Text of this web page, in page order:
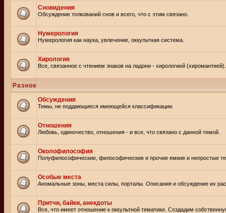
Сновидения
Обсуждение толкований снов и всего, что с этим связано.
Нумерология
Нумерология как наука, увлечение, оккультная система.
Хирология
Все, связанное с чтением знаков на ладони - хирологией (хиромантией).
Разное
Обсуждения
Темы, не поддающиеся имеющейся классификации.
Отношения
Любовь, одиночество, отношения - и все, что связано с данной темой.
Околофилософия
Полуфилософические, философические и прочие емкие и непростые
Особые места
Аномальные зоны, места силы, порталы. Описания и обсуждение их
Притчи, байки, анекдоты
Все, что имеет отношение к оккультной тематике. Создадим